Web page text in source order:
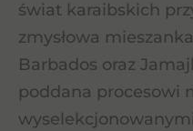
świat karaibskich
zmysłowa
Barbados oraz
poddana procesowi